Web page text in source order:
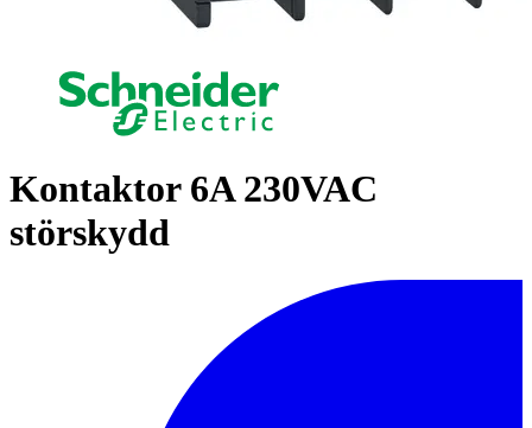
Kontaktor 6A 230VAC
störskydd